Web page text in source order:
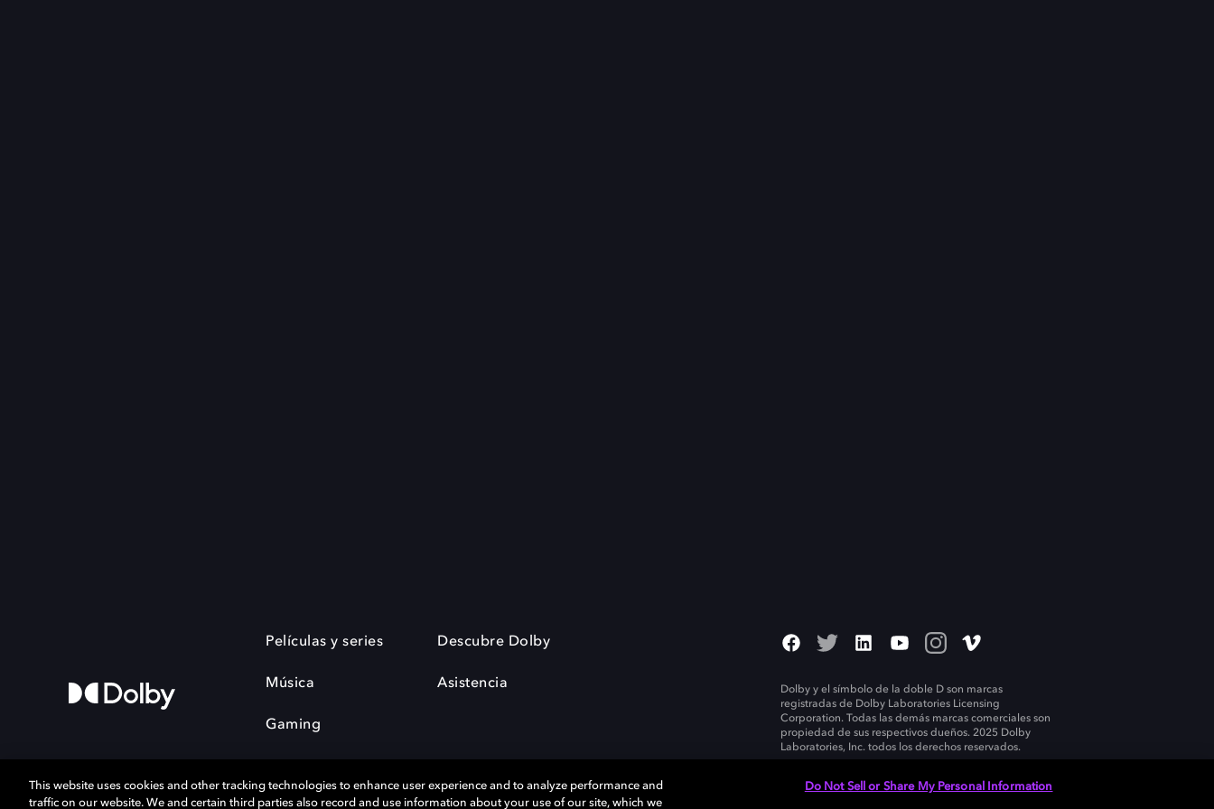
Películas y series
Música
Gaming
Descubre Dolby
Asistencia
Dolby y el símbolo de la doble D son marcas
registradas de Dolby Laboratories Licensing
Corporation. Todas las demás marcas comerciales son
propiedad de sus respectivos dueños. 2025 Dolby
Laboratories, Inc. todos los derechos reservados.
This website uses cookies and other tracking technologies to enhance user experience and to analyze performance and
traffic on our website. We and certain third parties also record and use information about your use of our site, which we
Do Not Sell or Share My Personal Information